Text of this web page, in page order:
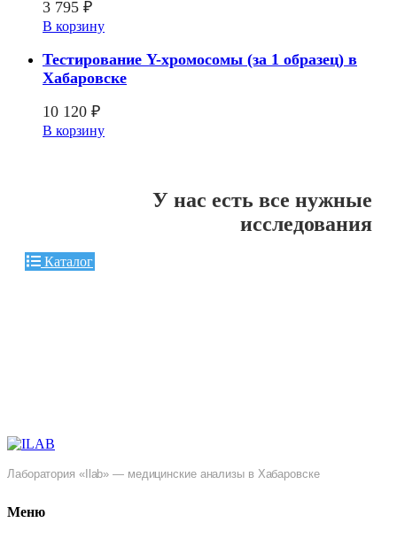
3 795 ₽
В корзину
Тестирование Y-хромосомы (за 1 образец) в
Хабаровске
10 120 ₽
В корзину
У нас есть все нужные
исследования
Каталог
Лаборатория «Ilab» — медицинские анализы в Хабаровске
Меню